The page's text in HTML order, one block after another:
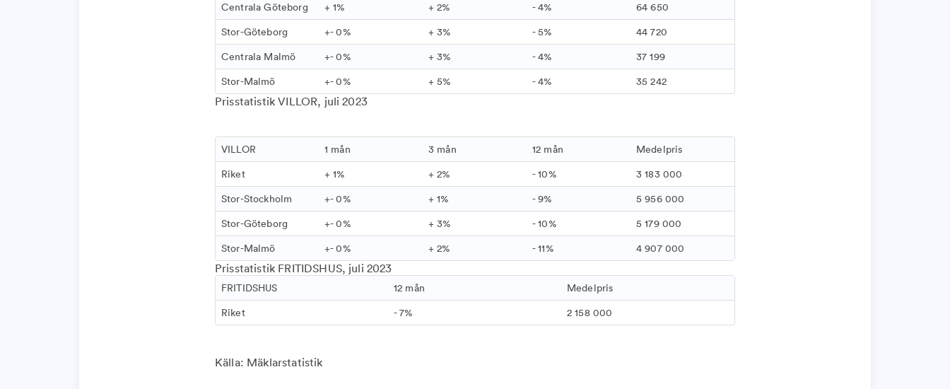
Centrala Göteborg
+ 1% + 2% - 4%
64 650
Stor-Göteborg
+- 0% + 3% - 5%
44 720
Centrala Malmö
+- 0% + 3% - 4%
37 199
Stor-Malmö
+- 0% + 5% - 4% 35 242
Prisstatistik VILLOR, juli 2023
VILLOR 1 mån 3 mån 12 mån
Medelpris
Riket
+ 1% + 2% - 10%
3 183 000
Stor-Stockholm
+- 0% + 1% - 9%
5 956 000
Stor-Göteborg
+- 0% + 3% - 10%
5 179 000
Stor-Malmö
+- 0% + 2% - 11% 4 907 000
Prisstatistik FRITIDSHUS, juli 2023
FRITIDSHUS 12 mån
Medelpris
Riket
- 7% 2 158 000
Källa: Mäklarstatistik